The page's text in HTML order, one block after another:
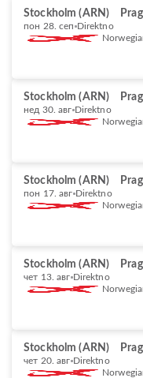
Stockholm (ARN)
пон 28. сеп Direktno
Stockholm (ARN)
нед 30. авг Direktno
Stockholm (ARN)
пон 17. авг Direktno
Stockholm (ARN)
чет 13. авг Direktno
Stockholm (ARN)
чет 20. авг Direktno